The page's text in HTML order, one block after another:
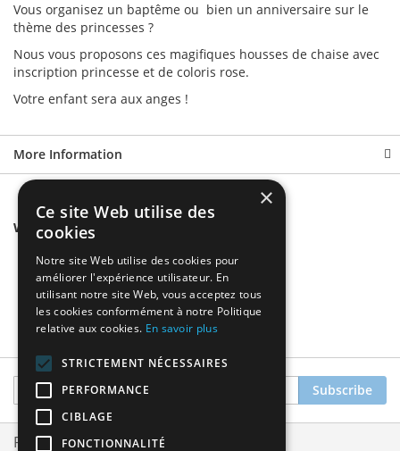
Vous organisez un baptême ou bien un anniversaire sur le
thème des princesses ?
Nous vous proposons ces magifiques housses de chaise avec
inscription princesse et de coloris rose.
Votre enfant sera aux anges !
More Information
We found other products you might like!
Sign
Up
for
Our
Subscribe
Privacy and Cookie Policy
×
Ce site Web utilise des
cookies
Notre site Web utilise des cookies pour
améliorer l'expérience utilisateur. En
utilisant notre site Web, vous acceptez tous
les cookies conformément à notre Politique
relative aux cookies. En savoir plus
STRICTEMENT NÉCESSAIRES
PERFORMANCE
CIBLAGE
FONCTIONNALITÉ